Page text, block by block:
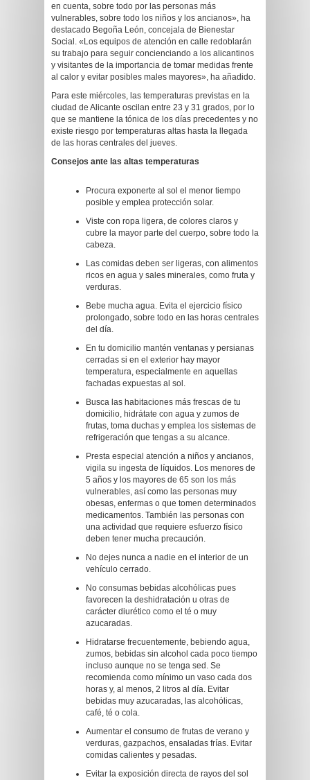
en cuenta, sobre todo por las personas más
vulnerables, sobre todo los niños y los ancianos», ha
destacado Begoña León, concejala de Bienestar
Social. «Los equipos de atención en calle redoblarán
su trabajo para seguir concienciando a los alicantinos
y visitantes de la importancia de tomar medidas frente
al calor y evitar posibles males mayores», ha añadido.
Para este miércoles, las temperaturas previstas en la
ciudad de Alicante oscilan entre 23 y 31 grados, por lo
que se mantiene la tónica de los días precedentes y no
existe riesgo por temperaturas altas hasta la llegada
de las horas centrales del jueves.
Consejos ante las altas temperaturas
Procura exponerte al sol el menor tiempo
posible y emplea protección solar.
Viste con ropa ligera, de colores claros y
cubre la mayor parte del cuerpo, sobre todo la
cabeza.
Las comidas deben ser ligeras, con alimentos
ricos en agua y sales minerales, como fruta y
verduras.
Bebe mucha agua. Evita el ejercicio físico
prolongado, sobre todo en las horas centrales
del día.
En tu domicilio mantén ventanas y persianas
cerradas si en el exterior hay mayor
temperatura, especialmente en aquellas
fachadas expuestas al sol.
Busca las habitaciones más frescas de tu
domicilio, hidrátate con agua y zumos de
frutas, toma duchas y emplea los sistemas de
refrigeración que tengas a su alcance.
Presta especial atención a niños y ancianos,
vigila su ingesta de líquidos. Los menores de
5 años y los mayores de 65 son los más
vulnerables, así como las personas muy
obesas, enfermas o que tomen determinados
medicamentos. También las personas con
una actividad que requiere esfuerzo físico
deben tener mucha precaución.
No dejes nunca a nadie en el interior de un
vehículo cerrado.
No consumas bebidas alcohólicas pues
favorecen la deshidratación u otras de
carácter diurético como el té o muy
azucaradas.
Hidratarse frecuentemente, bebiendo agua,
zumos, bebidas sin alcohol cada poco tiempo
incluso aunque no se tenga sed. Se
recomienda como mínimo un vaso cada dos
horas y, al menos, 2 litros al día. Evitar
bebidas muy azucaradas, las alcohólicas,
café, té o cola.
Aumentar el consumo de frutas de verano y
verduras, gazpachos, ensaladas frías. Evitar
comidas calientes y pesadas.
Evitar la exposición directa de rayos del sol